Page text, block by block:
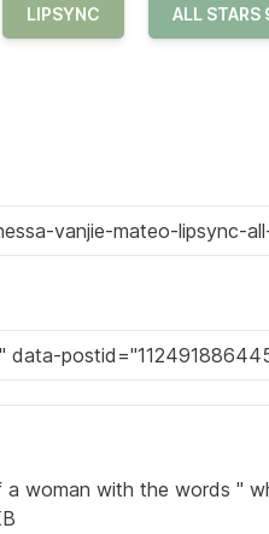
LIPSYNC ALL STARS
a woman with the words "